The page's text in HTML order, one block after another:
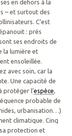
en dehors à la
– et surtout des
C’est
: prés
ses endroits de
la lumière et
ensoleillée.
avec soin, car la
Une capacité de
protéger l’espèce,
probable de
urbanisation…)
climatique. Cinq
protection et